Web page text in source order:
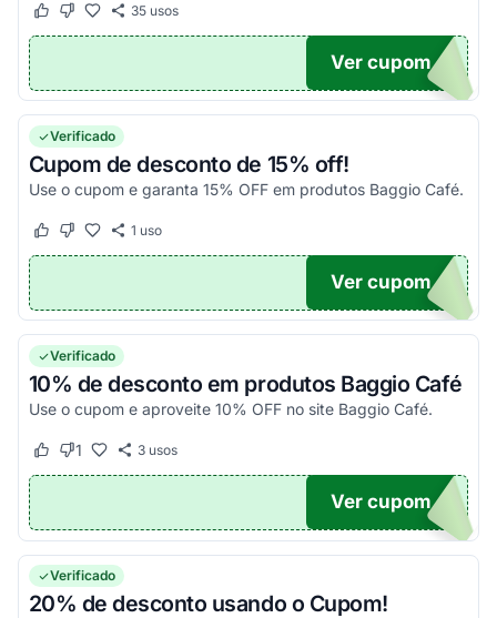
Este cupom funcionou
Este cupom não funcionou
35usos
OFF
Ver cupom
Verificado
Cupom de desconto de 15% off!
Use o cupom e garanta 15% OFF em produtos Baggio Café.
Este cupom funcionou
Este cupom não funcionou
1 uso
O15
Ver cupom
Verificado
10% de desconto em produtos Baggio Café
Use o cupom e aproveite 10% OFF no site Baggio Café.
Este cupom funcionou
Este cupom não funcionou
1 3usos
NEW
Ver cupom
Verificado
20% de desconto usando o Cupom!